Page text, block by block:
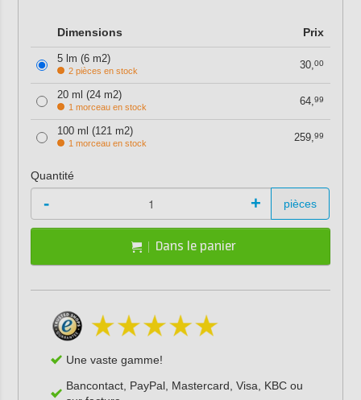
Dimensions Prix
5 lm (6 m2)
2 pièces en stock 30,00
20 ml (24 m2)
1 morceau en stock 64,99
100 ml (121 m2)
1 morceau en stock 259,99
Quantité
- + pièces
Dans le panier
Une vaste gamme!
Bancontact, PayPal, Mastercard, Visa, KBC ou